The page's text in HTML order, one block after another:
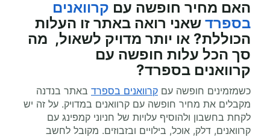
האם מחיר חופשה עם קרוואנים
בספרד שאני רואה באתר זו העלות
הכוללת? או יותר מדויק לשאול, מה
סך הכל עלות חופשה עם
קרוואנים בספרד?
כשמזמינים חופשה עם קרוואנים בספרד באתר בנדנה
מקבלים את מחיר חופשה עם קרוואנים במדויק. על זה יש
לקחת בחשבון ולהוסיף עלויות של חניוני קמפינג עם
קרוואנים, דלק, אוכל, בילויים ובזבוזים. מקובל לחשב